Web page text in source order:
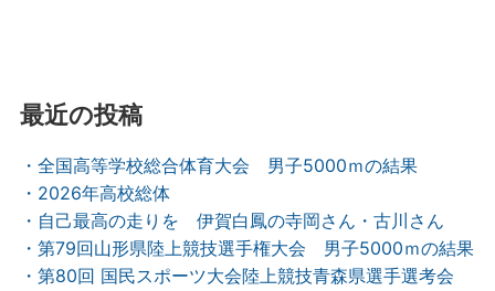
最近の投稿
・全国高等学校総合体育大会 男子5000ｍの結果
・2026年高校総体
・自己最高の走りを 伊賀白鳳の寺岡さん・古川さん
・第79回山形県陸上競技選手権大会 男子5000ｍの結果
・第80回 国民スポーツ大会陸上競技青森県選手選考会